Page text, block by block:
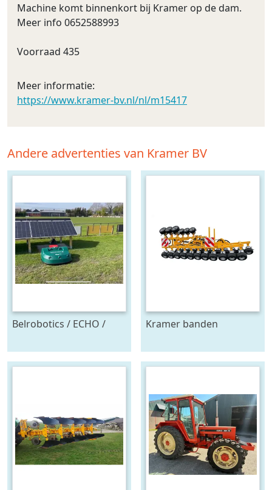
Machine komt binnenkort bij Kramer op de dam.
Meer info 0652588993
Voorraad 435
Meer informatie:
https://www.kramer-bv.nl/nl/m15417
Andere advertenties van Kramer BV
Belrobotics / ECHO /
leverancier
zonnepanelen accu
Kramer banden